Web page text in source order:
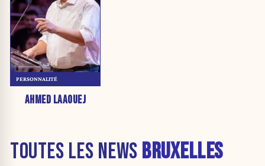
AHMED LAAOUEJ
PERSONNALITÉ
TOUTES LES NEWS BRUXELLES